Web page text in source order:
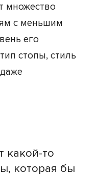
множество
с меньшим
его
стопы, стиль
какой-то
которая бы